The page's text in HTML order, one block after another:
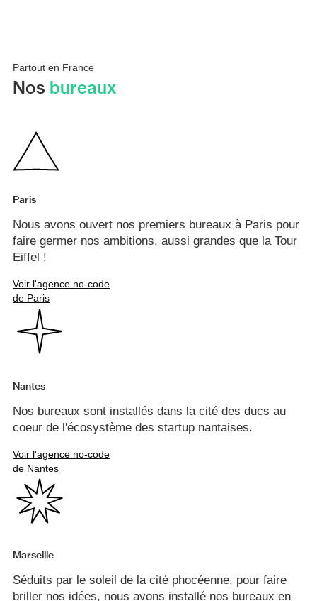
Partout en France
Nos bureaux
Paris
Nous avons ouvert nos premiers bureaux à Paris pour
faire germer nos ambitions, aussi grandes que la Tour
Eiffel !
Voir l'agence no-code
de Paris
Nantes
Nos bureaux sont installés dans la cité des ducs au
coeur de l'écosystème des startup nantaises.
Voir l'agence no-code
de Nantes
Marseille
Séduits par le soleil de la cité phocéenne, pour faire
briller nos idées, nous avons installé nos bureaux en